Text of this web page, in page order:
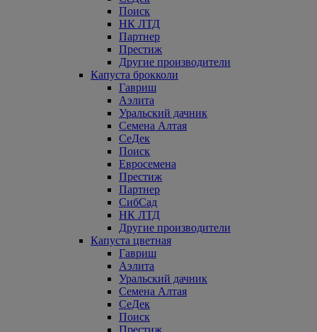
Поиск
НК ЛТД
Партнер
Престиж
Другие производители
Капуста брокколи
Гавриш
Аэлита
Уральский дачник
Семена Алтая
СеДек
Поиск
Евросемена
Престиж
Партнер
СибСад
НК ЛТД
Другие производители
Капуста цветная
Гавриш
Аэлита
Уральский дачник
Семена Алтая
СеДек
Поиск
Престиж